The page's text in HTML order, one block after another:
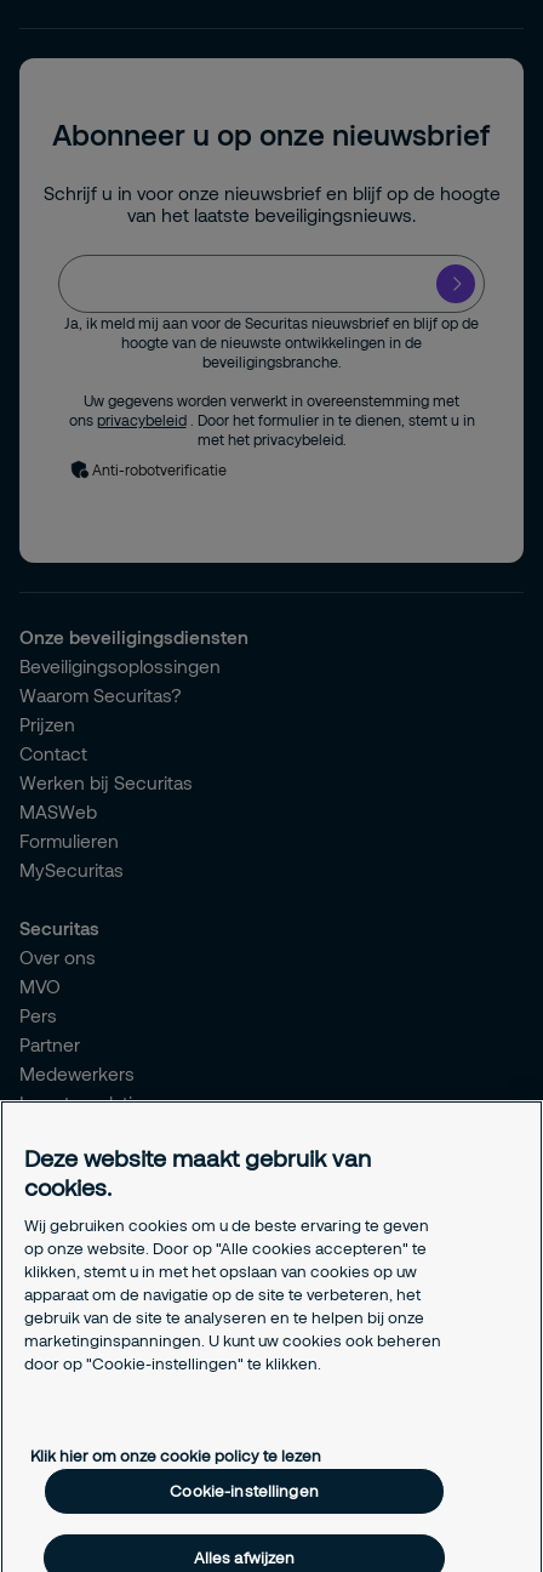
Abonneer u op onze nieuwsbrief
Schrijf u in voor onze nieuwsbrief en blijf op de hoogte
van het laatste beveiligingsnieuws.
Ja, ik meld mij aan voor de Securitas nieuwsbrief en blijf op de
hoogte van de nieuwste ontwikkelingen in de
beveiligingsbranche.
Uw gegevens worden verwerkt in overeenstemming met
ons privacybeleid
. Door het formulier in te dienen, stemt u in
met het privacybeleid.
Anti-robotverificatie
Onze beveiligingsdiensten
Beveiligingsoplossingen
Waarom Securitas?
Prijzen
Contact
Werken bij Securitas
MASWeb
Formulieren
MySecuritas
Securitas
Over ons
MVO
Pers
Partner
Medewerkers
Investor relations
Certificeringen
Aanmeldformulieren installatiepartners
Juridisch
Privacyverklaring
Algemene voorwaarden
Responsible disclosure
Cookie-instellingen
Deze website maakt gebruik van
cookies.
Wij gebruiken cookies om u de beste ervaring te geven
op onze website. Door op "Alle cookies accepteren" te
klikken, stemt u in met het opslaan van cookies op uw
apparaat om de navigatie op de site te verbeteren, het
gebruik van de site te analyseren en te helpen bij onze
marketinginspanningen. U kunt uw cookies ook beheren
door op "Cookie-instellingen" te klikken.
Klik hier om onze cookie policy te lezen
Cookie-instellingen
Alles afwijzen